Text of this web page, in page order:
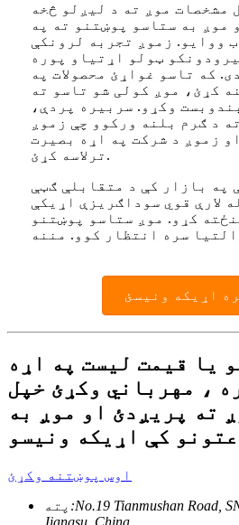
مشخصات موږ ته د لیږلو څخه
موږ به ستاسو پوښتنو ته په
ووایو. زموږ تجربه لرونکې
ټولو اړتیاو پوره
که تاسو غواړئ محصولات په
کړئ، موږ کولی شو تاسو ته
وکړو. سربیره پردې،
د ګرم بلنه ورکوو چې زموږ
زموږ د شرکت په اړه بصیرت
ترلاسه کړئ.
په بازار کې د متقابلې ګټې
لارې قوي سوداګریزې اړیکې
کړو. موږ ستاسو پوښتنو
اړیکه ونیسئ
یا قیمت لیست په اړه
، مهرباني وکړئ خپل
ته پریږدئ او موږ به
اوس پوښتنه وکړئ
پته:No.19 Tianmushan Road,